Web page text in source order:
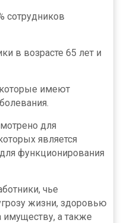
сотрудников
в возрасте 65 лет и
имеют
для
является
функционирования
чье
жизни, здоровью
а также